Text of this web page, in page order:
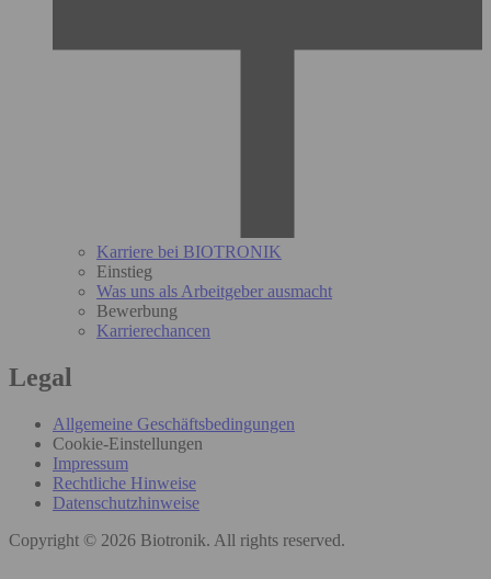
Karriere bei BIOTRONIK
Einstieg
Was uns als Arbeitgeber ausmacht
Bewerbung
Karrierechancen
Legal
Allgemeine Geschäftsbedingungen
Cookie-Einstellungen
Impressum
Rechtliche Hinweise
Datenschutzhinweise
Copyright © 2026 Biotronik. All rights reserved.